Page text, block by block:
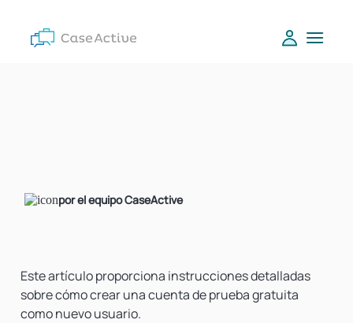
por el equipo CaseActive
Este artículo proporciona instrucciones detalladas
sobre cómo crear una cuenta de prueba gratuita
como nuevo usuario.